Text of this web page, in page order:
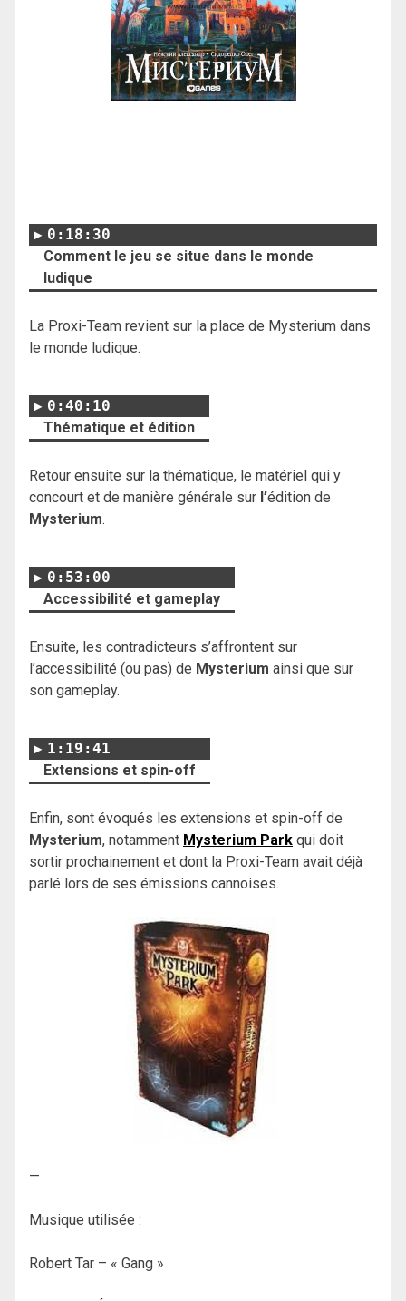
0:18:30
Comment le jeu se situe dans le monde
ludique
La Proxi-Team revient sur la place de Mysterium dans
le monde ludique.
0:40:10
Thématique et édition
Retour ensuite sur la thématique, le matériel qui y
concourt et de manière générale sur l’édition de
Mysterium.
0:53:00
Accessibilité et gameplay
Ensuite, les contradicteurs s’affrontent sur
l’accessibilité (ou pas) de Mysterium ainsi que sur
son gameplay.
1:19:41
Extensions et spin-off
Enfin, sont évoqués les extensions et spin-off de
Mysterium, notamment Mysterium Park qui doit
sortir prochainement et dont la Proxi-Team avait déjà
parlé lors de ses émissions cannoises.
—
Musique utilisée :
Robert Tar – « Gang »